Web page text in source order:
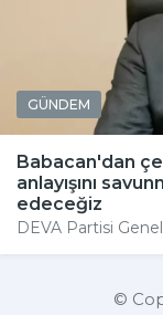
GÜNDEM
Babacan'dan
anlayışını
edeceğiz
DEVA Partisi
©